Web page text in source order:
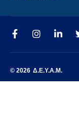
© 2026 Δ.Ε.Υ.Α.Μ.